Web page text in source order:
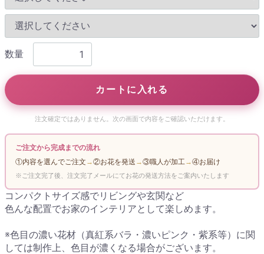
数量
カートに入れる
注文確定ではありません。次の画面で内容をご確認いただけます。
ご注文から完成までの流れ
①内容を選んでご注文 →②お花を発送 →③職人が加工→④お届け
※ご注文完了後、注文完了メールにてお花の発送方法をご案内いたします
コンパクトサイズ感でリビングや玄関など
色んな配置でお家のインテリアとして楽しめます。
※色目の濃い花材（真紅系バラ・濃いピンク・紫系等）に関
しては制作上、色目が濃くなる場合がございます。